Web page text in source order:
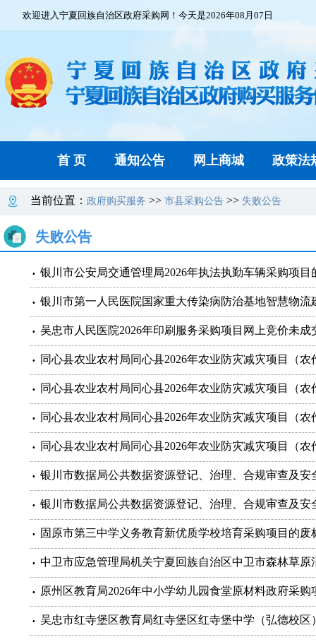
欢迎进入宁夏回族自治区政府采购网！今天是2026年08月07日
首 页 通知公告 网上商城 政策法
当前位置： 政府购买服务 >> 市县采购公告 >> 失败公告
失败公告
银川市公安局交通管理局2026年执法执勤车辆采购项目
银川市第一人民医院国家重大传染病防治基地智慧物流
吴忠市人民医院2026年印刷服务采购项目网上竞价未成
同心县农业农村局同心县2026年农业防灾减灾项目（
同心县农业农村局同心县2026年农业防灾减灾项目（
同心县农业农村局同心县2026年农业防灾减灾项目（
同心县农业农村局同心县2026年农业防灾减灾项目（
银川市数据局公共数据资源登记、治理、合规审查及
银川市数据局公共数据资源登记、治理、合规审查及
固原市第三中学义务教育新优质学校培育采购项目的废
原州区教育局2026年中小学幼儿园食堂原材料政府采
吴忠市红寺堡区教育局红寺堡区红寺堡中学（弘德校